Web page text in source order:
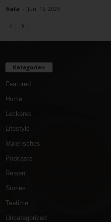
fiala - Juni 16, 2025
Kategorien
Featured
Home
Leckeres
Lifestyle
Malerisches
Podcasts
Reisen
Stories
Teatime
Uncategorized